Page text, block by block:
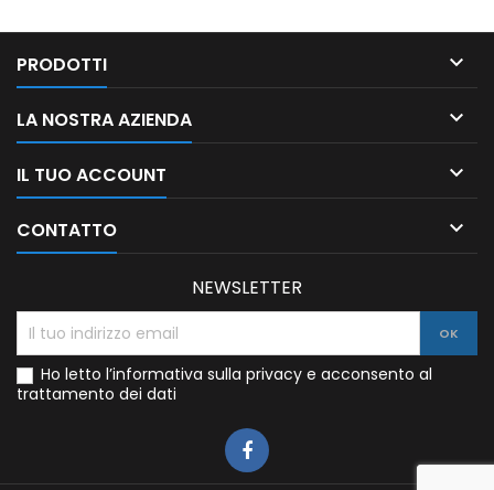
PRODOTTI 
LA NOSTRA AZIENDA 
IL TUO ACCOUNT 
CONTATTO 
NEWSLETTER
Ho letto l’informativa sulla privacy e acconsento al
trattamento dei dati